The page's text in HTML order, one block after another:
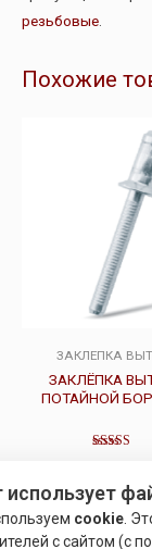
резьбовые.
Похожие
ЗАКЛЕПКА
ЗАКЛЁПКА
ПОТАЙНОЙ
из 5
использует
cookie.
с сайтом (с